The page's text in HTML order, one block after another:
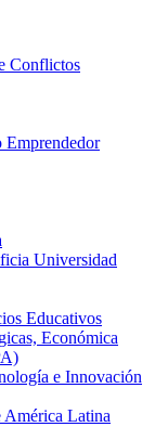
Conflictos
Emprendedor
Universidad
Educativos
Económica
e Innovación
América Latina